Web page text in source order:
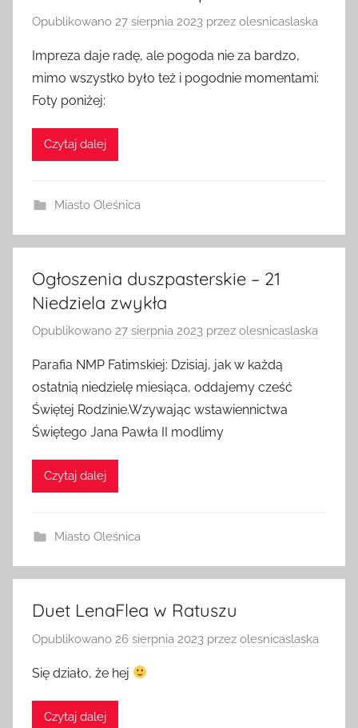
Opublikowano 27 sierpnia 2023 przez olesnicaslaska
Impreza daje radę, ale pogoda nie za bardzo,
mimo wszystko było też i pogodnie momentami:
Foty poniżej:
Czytaj dalej
Miasto Oleśnica
Ogłoszenia duszpasterskie – 21
Niedziela zwykła
Opublikowano 27 sierpnia 2023 przez olesnicaslaska
Parafia NMP Fatimskiej: Dzisiaj, jak w każdą
ostatnią niedzielę miesiąca, oddajemy cześć
Świętej Rodzinie.Wzywając wstawiennictwa
Świętego Jana Pawła II modlimy
Czytaj dalej
Miasto Oleśnica
Duet LenaFlea w Ratuszu
Opublikowano 26 sierpnia 2023 przez olesnicaslaska
Się działo, że hej
Czytaj dalej